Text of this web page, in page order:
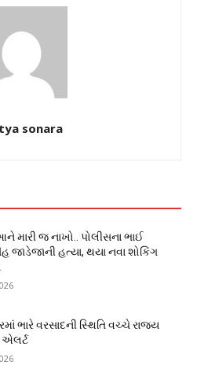
sonara
મારી જ નાખો.. પોલીસના ભાઈ
જાડેજાની હત્યા, થયા નવા શોકિંગ
ભારે વરસાદની સ્થિતિ વચ્ચે રાજ્ય
એલર્ટ